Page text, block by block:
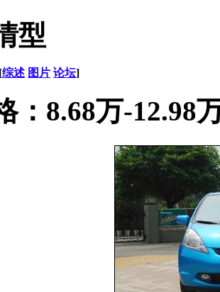
型
[综述 图片 论坛]
：8.68万-12.98